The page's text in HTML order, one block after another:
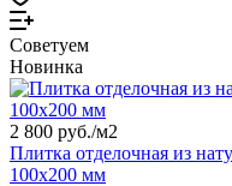
Советуем
Новинка
2 800 руб./м2
Плитка отделочная из
100х200 мм